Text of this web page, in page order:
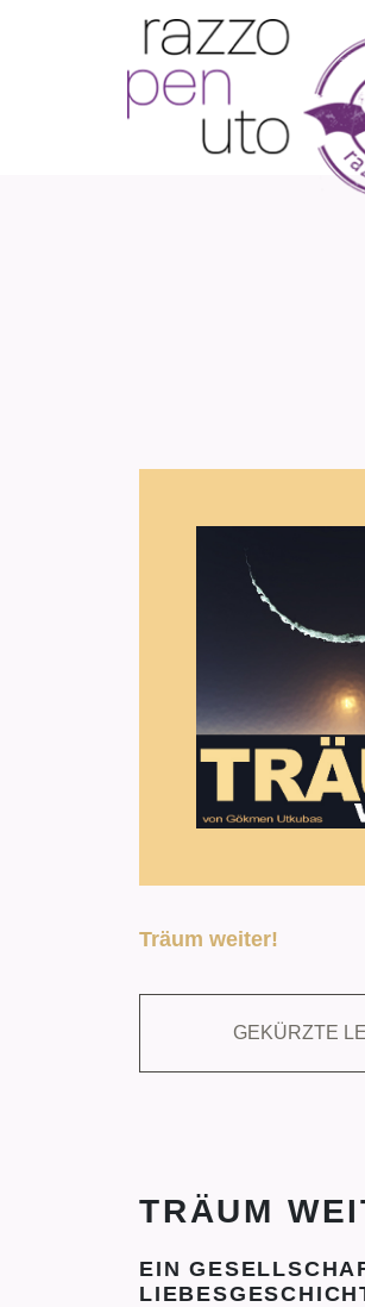
Träum weiter!
GEKÜRZTE
TRÄUM
EIN